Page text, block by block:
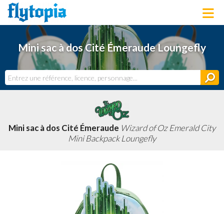
LOUNGEFLY
LICENCES
NOUVEAUTÉS
BONS PLANS
ACTUALITÉS
DERNIERS AJOUTS
Mini sac à dos Cité Émeraude Loungefly
Mini sac à dos Cité Émeraude Wizard of Oz Emerald City
Mini Backpack Loungefly